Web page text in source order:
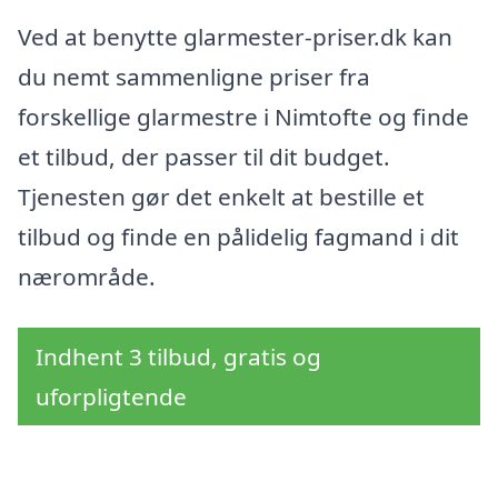
Ved at benytte glarmester-priser.dk kan
du nemt sammenligne priser fra
forskellige glarmestre i Nimtofte og finde
et tilbud, der passer til dit budget.
Tjenesten gør det enkelt at bestille et
tilbud og finde en pålidelig fagmand i dit
nærområde.
Indhent 3 tilbud, gratis og
uforpligtende